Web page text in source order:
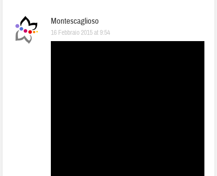
Montescaglioso
16 Febbraio 2015 at 9:54